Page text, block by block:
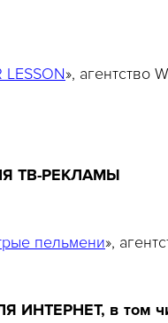
LESSON», агентство
ТВ-РЕКЛАМЫ
пельмени»,
в том